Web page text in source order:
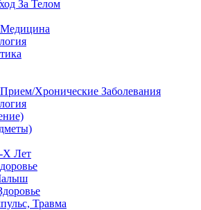
За Телом
Хронические Заболевания
Х Лет
Травма